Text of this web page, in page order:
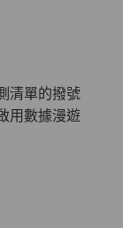
清單的撥號
用數據漫遊